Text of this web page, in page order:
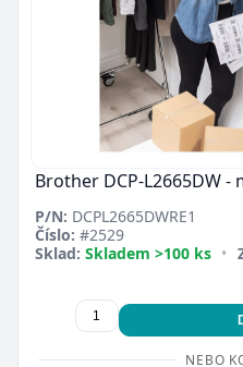
Brother DCP-L2665DW
P/N: DCPL2665DWRE1
Číslo: #2529
Sklad: Skladem >100 ks •
NEBO